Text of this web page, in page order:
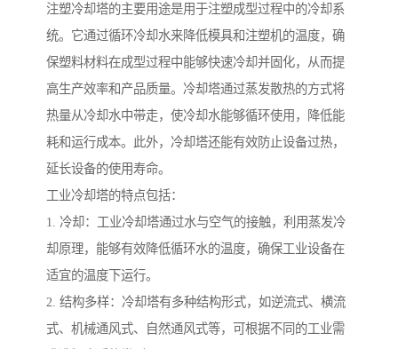
注塑冷却塔的主要用途是用于注塑成型过程中的冷却系
统。它通过循环冷却水来降低模具和注塑机的温度，确
保塑料材料在成型过程中能够快速冷却并固化，从而提
高生产效率和产品质量。冷却塔通过蒸发散热的方式将
热量从冷却水中带走，使冷却水能够循环使用，降低能
耗和运行成本。此外，冷却塔还能有效防止设备过热，
延长设备的使用寿命。
工业冷却塔的特点包括：
1. 冷却：工业冷却塔通过水与空气的接触，利用蒸发冷
却原理，能够有效降低循环水的温度，确保工业设备在
适宜的温度下运行。
2. 结构多样：冷却塔有多种结构形式，如逆流式、横流
式、机械通风式、自然通风式等，可根据不同的工业需